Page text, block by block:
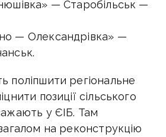
— Старобільськ —
— Олександрівка» —
поліпшити регіональне
позиції сільського
у ЄІБ. Там
на реконструкцію